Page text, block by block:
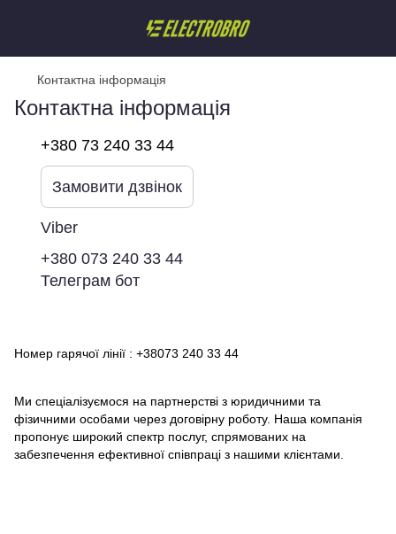
Контактна інформація
Контактна інформація
+380 73 240 33 44
Замовити дзвінок
Viber
+380 073 240 33 44
Телеграм бот
Номер гарячої лінії : +38073 240 33 44
Ми спеціалізуємося на партнерстві з юридичними та
фізичними особами через договірну роботу. Наша компанія
пропонує широкий спектр послуг, спрямованих на
забезпечення ефективної співпраці з нашими клієнтами.